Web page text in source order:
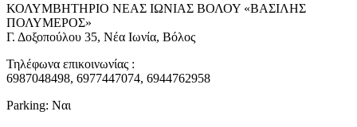
ΚΟΛΥΜΒΗΤΗΡΙΟ ΝΕΑΣ ΙΩΝΙΑΣ ΒΟΛΟΥ «ΒΑΣΙΛΗΣ
ΠΟΛΥΜΕΡΟΣ»
Γ. Δοξοπούλου 35, Νέα Ιωνία, Βόλος
Τηλέφωνα επικοινωνίας :
6987048498, 6977447074, 6944762958
Parking: Ναι